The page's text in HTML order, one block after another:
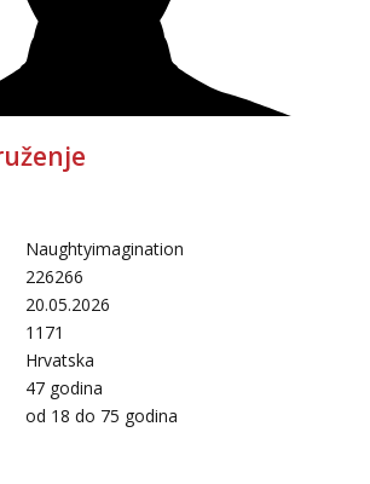
Naughtyimagination
226266
20.05.2026
1171
Hrvatska
47 godina
od 18 do 75 godina